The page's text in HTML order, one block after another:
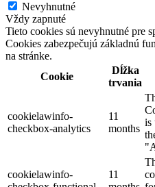
Nevyhnutné
Vždy zapnuté
Tieto cookies sú nevyhnutné pre
Cookies zabezpečujú základnú
na stránke.
Cookie
Dĺžka
trvania
cookielawinfo-
checkbox-analytics
11
months
is
cookielawinfo-
11